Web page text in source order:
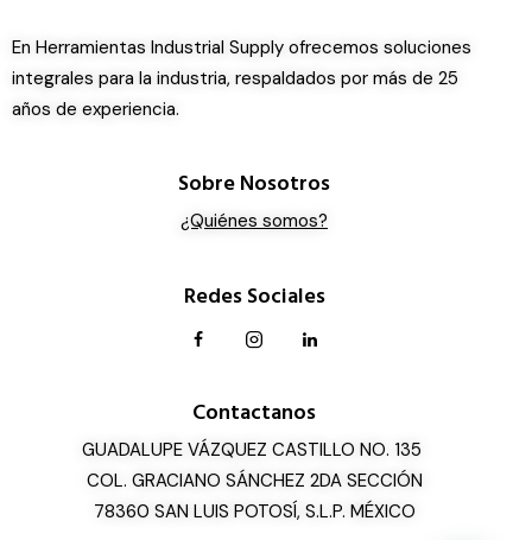
En Herramientas Industrial Supply ofrecemos soluciones
integrales para la industria, respaldados por más de 25
años de experiencia.
Sobre Nosotros
¿Quiénes somos?
Redes Sociales
Contactanos
GUADALUPE VÁZQUEZ CASTILLO NO. 135
COL. GRACIANO SÁNCHEZ 2DA SECCIÓN
78360 SAN LUIS POTOSÍ, S.L.P. MÉXICO